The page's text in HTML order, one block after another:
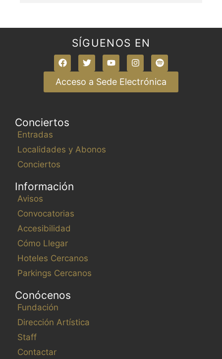
SÍGUENOS EN
Acceso a Sede Electrónica
Conciertos
Entradas
Localidades y Abonos
Conciertos
Información
Avisos
Convocatorias
Accesibilidad
Cómo Llegar
Hoteles Cercanos
Parkings Cercanos
Conócenos
Fundación
Dirección Artística
Staff
Contactar